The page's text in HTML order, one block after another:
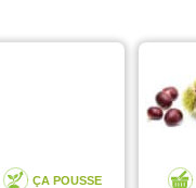
ÇA POUSSE